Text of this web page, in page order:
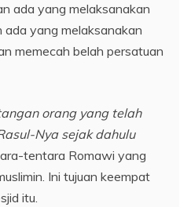
ada yang melaksanakan
ada yang melaksanakan
memecah belah persatuan
orang yang telah
Nya sejak dahulu
tentara Romawi yang
Ini tujuan keempat
itu.